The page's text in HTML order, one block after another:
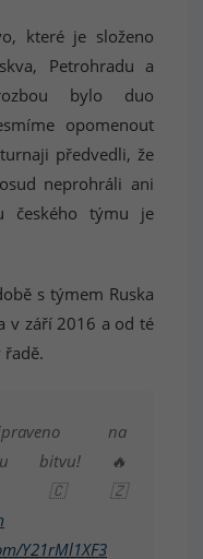
které je složeno
Petrohradu a
bylo duo
opomenout
předvedli, že
neprohráli ani
českého týmu je
s týmem Ruska
v září 2016 a od té
řadě.
na
bitvu! 🔥
🇨🇿
Y21rMl1XF3